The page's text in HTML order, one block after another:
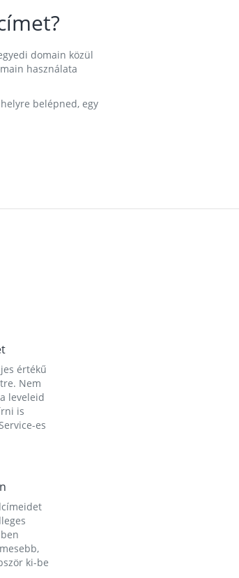
domain közül
használata
belépned, egy
értékű
Nem
leveleid
is
es
ki-be